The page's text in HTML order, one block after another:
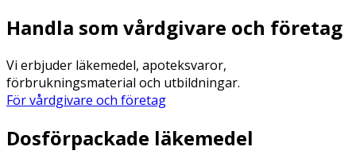
Handla som vårdgivare och företag
Vi erbjuder läkemedel, apoteksvaror,
förbrukningsmaterial och utbildningar.
För vårdgivare och företag
Dosförpackade läkemedel